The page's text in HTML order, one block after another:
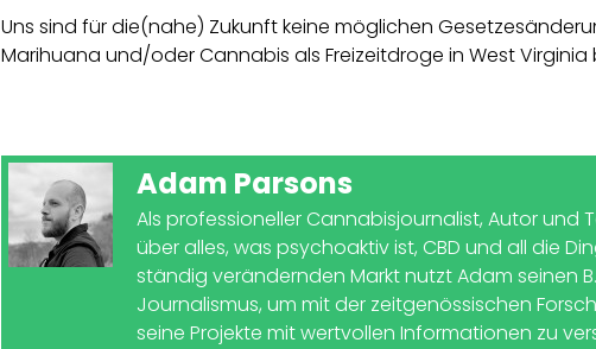
Uns sind für die(nahe) Zukunft keine möglichen
Marihuana und/oder Cannabis als Freizeitdroge in West Virginia
Adam Parsons
Als professioneller Cannabisjournalist, Autor und
über alles, was psychoaktiv ist, CBD und all die
ständig verändernden Markt nutzt Adam seinen
Journalismus, um mit der zeitgenössischen
seine Projekte mit wertvollen Informationen zu